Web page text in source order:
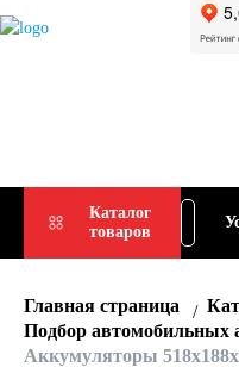
Каталог
товаров
АКБ
Главная страница
Подбор автомобильных
Аккумуляторы